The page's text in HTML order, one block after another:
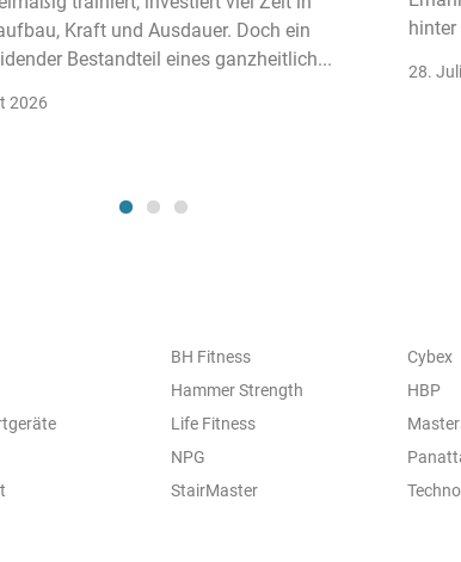
Kraft und Ausdauer. Doch ein
Bestandteil eines ganzheitlich...
2026
28.
BH Fitness Cybex
Hammer Strength HBP
Life Fitness
NPG
StairMaster